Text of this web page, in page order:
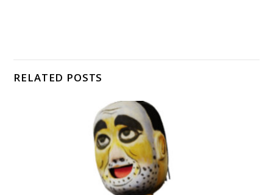
RELATED POSTS